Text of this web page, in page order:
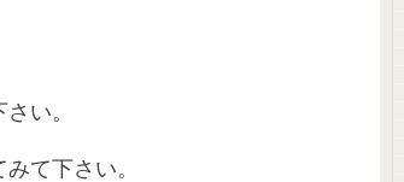
い。
て下さい。